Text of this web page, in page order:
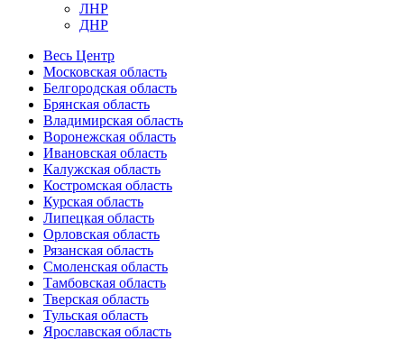
ЛНР
ДНР
Весь Центр
Московская область
Белгородская область
Брянская область
Владимирская область
Воронежская область
Ивановская область
Калужская область
Костромская область
Курская область
Липецкая область
Орловская область
Рязанская область
Смоленская область
Тамбовская область
Тверская область
Тульская область
Ярославская область